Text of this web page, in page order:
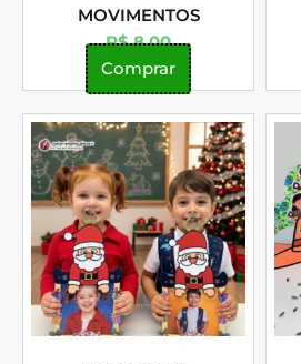
MOVIMENTOS
R$8,00
Comprar